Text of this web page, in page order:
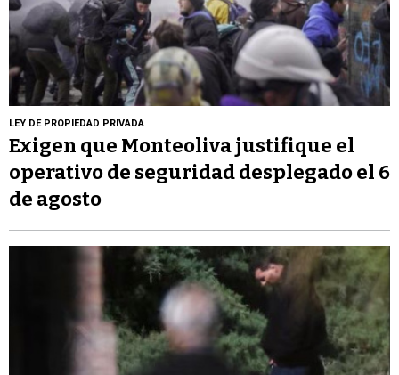
LEY DE PROPIEDAD PRIVADA
Exigen que Monteoliva justifique el
operativo de seguridad desplegado el 6
de agosto